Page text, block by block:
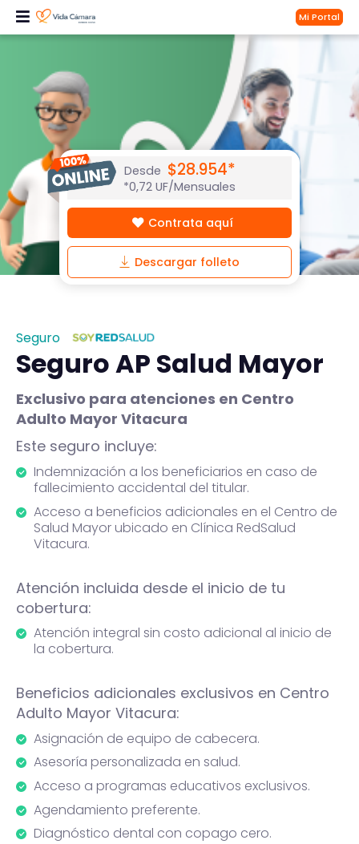
Mi Portal
Desde $28.954*
*0,72 UF/Mensuales
Contrata aquí
Descargar folleto
Seguro
Seguro AP Salud Mayor
Exclusivo para atenciones en Centro
Adulto Mayor Vitacura
Este seguro incluye:
Indemnización a los beneficiarios en caso de
fallecimiento accidental del titular.
Acceso a beneficios adicionales en el Centro de
Salud Mayor ubicado en Clínica RedSalud
Vitacura.
Atención incluida desde el inicio de tu
cobertura:
Atención integral sin costo adicional al inicio de
la cobertura.
Beneficios adicionales exclusivos en Centro
Adulto Mayor Vitacura:
Asignación de equipo de cabecera.
Asesoría personalizada en salud.
Acceso a programas educativos exclusivos.
Agendamiento preferente.
Diagnóstico dental con copago cero.